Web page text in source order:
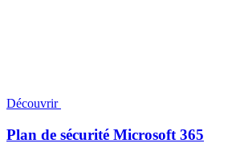
Découvrir
Plan de sécurité Microsoft 365